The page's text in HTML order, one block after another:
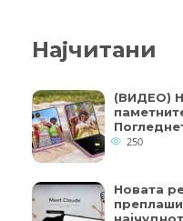
Најчитани
(ВИДЕО)
250
Новата